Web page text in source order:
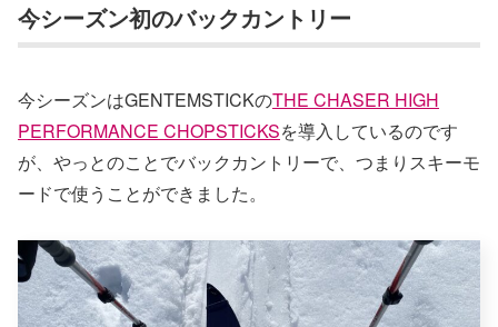
今シーズン初のバックカントリー
今シーズンはGENTEMSTICKのTHE CHASER HIGH
PERFORMANCE CHOPSTICKSを導入しているのです
が、やっとのことでバックカントリーで、つまりスキーモ
ードで使うことができました。